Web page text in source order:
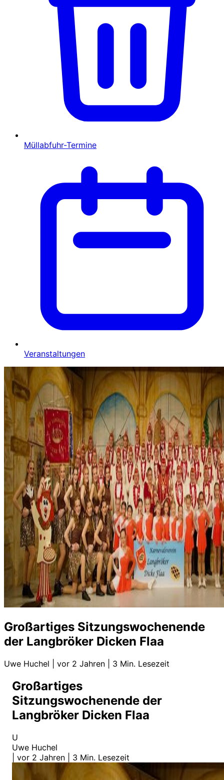
Müllabfuhr-Termine
Veranstaltungen
Großartiges Sitzungswochenende
der Langbröker Dicken Flaa
Uwe Huchel vor 2 Jahren 3 Min. Lesezeit
Großartiges
Sitzungswochenende der
Langbröker Dicken Flaa
U
Uwe Huchel
vor 2 Jahren 3 Min. Lesezeit